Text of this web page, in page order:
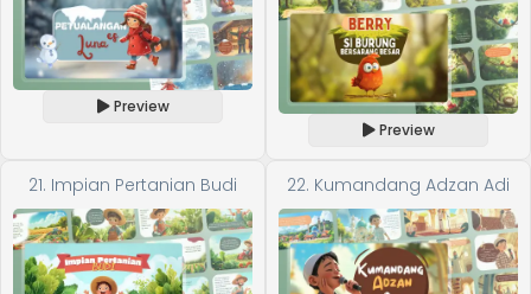
Preview
Preview
21. Impian Pertanian Budi 22. Kumandang Adzan Adi